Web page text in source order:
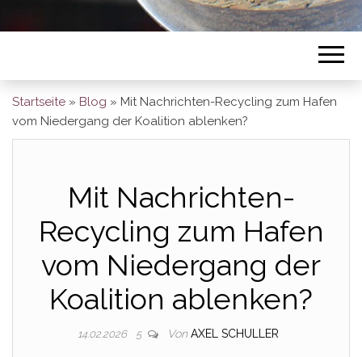
Startseite » Blog » Mit Nachrichten-Recycling zum Hafen
vom Niedergang der Koalition ablenken?
Mit Nachrichten-
Recycling zum Hafen
vom Niedergang der
Koalition ablenken?
14.02.2026 5 Von AXEL SCHULLER